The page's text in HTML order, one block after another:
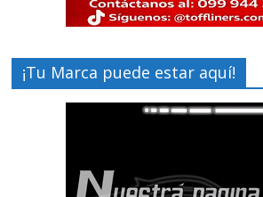
¡Tu Marca puede estar aquí!